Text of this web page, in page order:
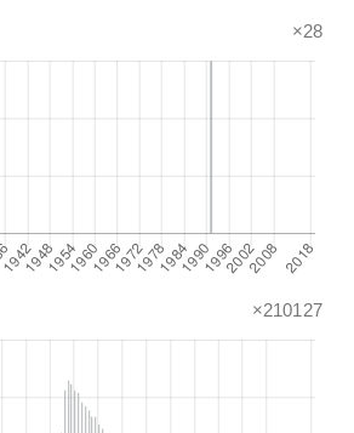
×28
×210127